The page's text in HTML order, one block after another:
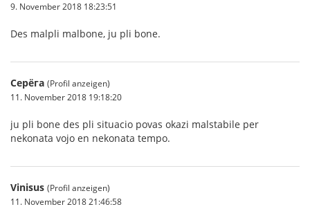
9. November 2018 18:23:51
Des malpli malbone, ju pli bone.
Серёга (Profil anzeigen)
11. November 2018 19:18:20
ju pli bone des pli situacio povas okazi malstabile per
nekonata vojo en nekonata tempo.
Vinisus (Profil anzeigen)
11. November 2018 21:46:58